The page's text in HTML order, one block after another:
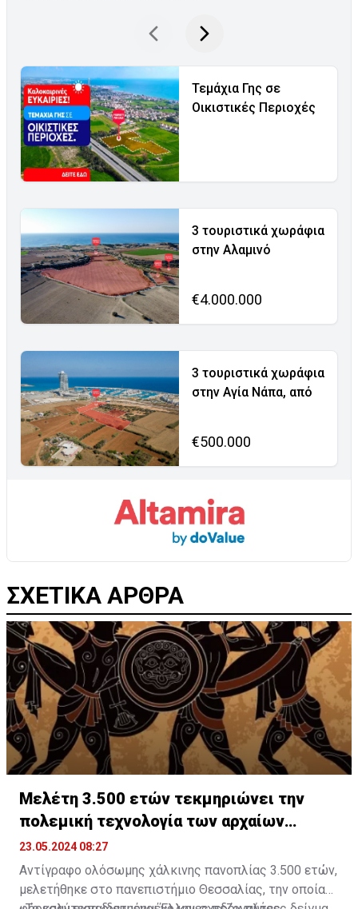
Τεμάχια Γης σε
Οικιστικές Περιοχές
3 τουριστικά χωράφια
στην Αλαμινό
€4.000.000
3 τουριστικά χωράφια
στην Αγία Νάπα, από
€500.000
ΣΧΕΤΙΚΑ ΑΡΘΡΑ
Μελέτη 3.500 ετών τεκμηριώνει την
πολεμική τεχνολογία των αρχαίων
Ελλήνων
23.05.2024 08:27
Αντίγραφο ολόσωμης χάλκινης πανοπλίας 3.500 ετών,
μελετήθηκε στο πανεπιστήμιο Θεσσαλίας, την οποίαν